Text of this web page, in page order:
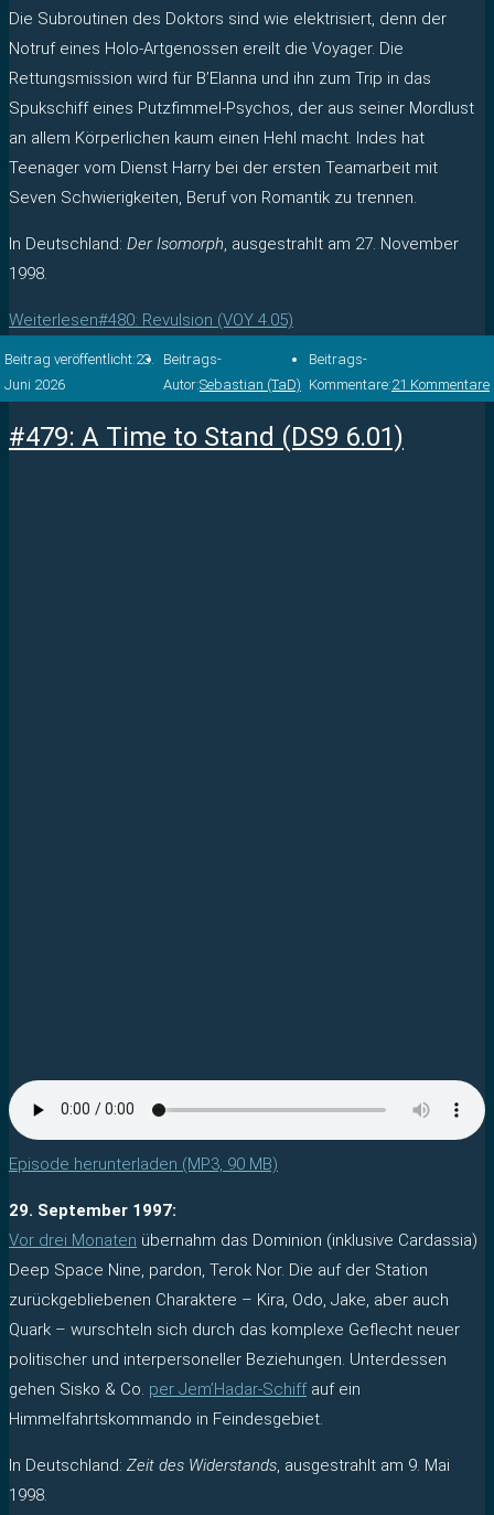
Die Subroutinen des Doktors sind wie elektrisiert, denn der
Notruf eines Holo-Artgenossen ereilt die Voyager. Die
Rettungsmission wird für B’Elanna und ihn zum Trip in das
Spukschiff eines Putzfimmel-Psychos, der aus seiner Mordlust
an allem Körperlichen kaum einen Hehl macht. Indes hat
Teenager vom Dienst Harry bei der ersten Teamarbeit mit
Seven Schwierigkeiten, Beruf von Romantik zu trennen.
In Deutschland: Der Isomorph, ausgestrahlt am 27. November
1998.
Weiterlesen#480: Revulsion (VOY 4.05)
Beitrag veröffentlicht:23.
Juni 2026
Beitrags-
Autor:Sebastian (TaD)
Beitrags-
Kommentare:21 Kommentare
#479: A Time to Stand (DS9 6.01)
Episode herunterladen (MP3, 90 MB)
29. September 1997:
Vor drei Monaten übernahm das Dominion (inklusive Cardassia)
Deep Space Nine, pardon, Terok Nor. Die auf der Station
zurückgebliebenen Charaktere – Kira, Odo, Jake, aber auch
Quark – wurschteln sich durch das komplexe Geflecht neuer
politischer und interpersoneller Beziehungen. Unterdessen
gehen Sisko & Co. per Jem’Hadar-Schiffauf ein
Himmelfahrtskommando in Feindesgebiet.
In Deutschland: Zeit des Widerstands, ausgestrahlt am 9. Mai
1998.